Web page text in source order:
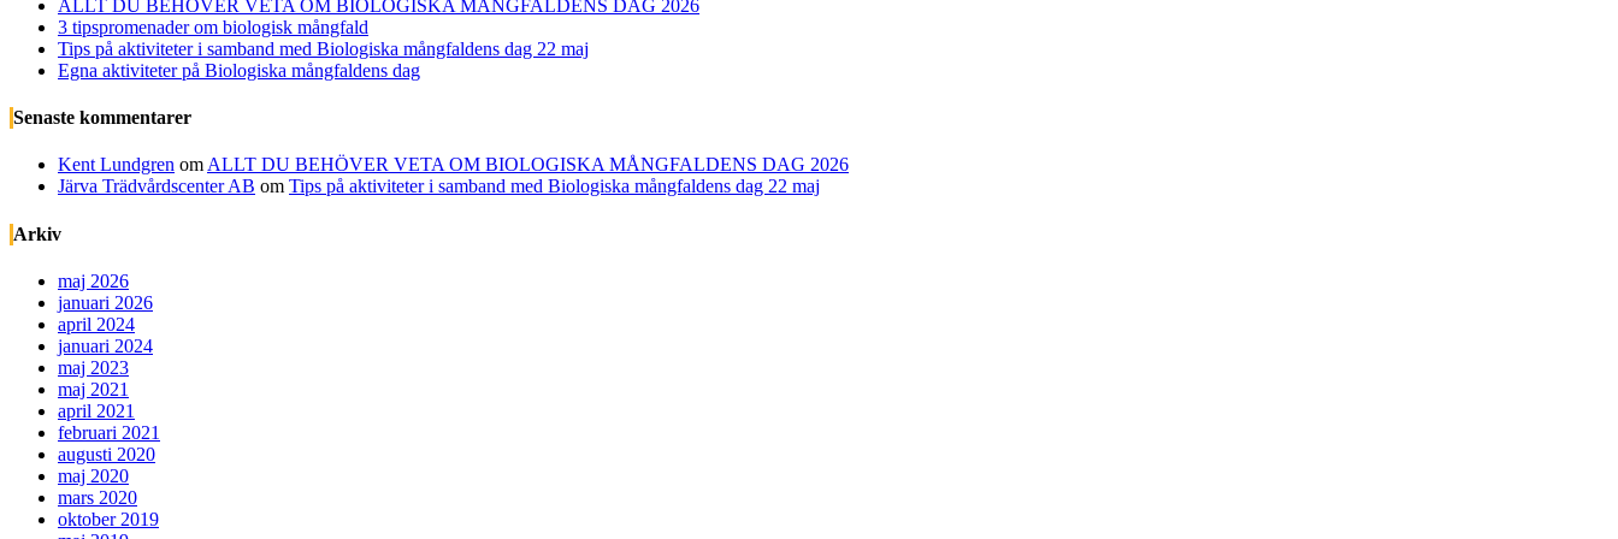
ALLT DU BEHÖVER VETA OM BIOLOGISKA MÅNGFALDENS DAG 2026
3 tipspromenader om biologisk mångfald
Tips på aktiviteter i samband med Biologiska mångfaldens dag 22 maj
Egna aktiviteter på Biologiska mångfaldens dag
Senaste kommentarer
Kent Lundgren om ALLT DU BEHÖVER VETA OM BIOLOGISKA MÅNGFALDENS DAG 2026
Järva Trädvårdscenter AB om Tips på aktiviteter i samband med Biologiska mångfaldens dag 22 maj
Arkiv
maj 2026
januari 2026
april 2024
januari 2024
maj 2023
maj 2021
april 2021
februari 2021
augusti 2020
maj 2020
mars 2020
oktober 2019